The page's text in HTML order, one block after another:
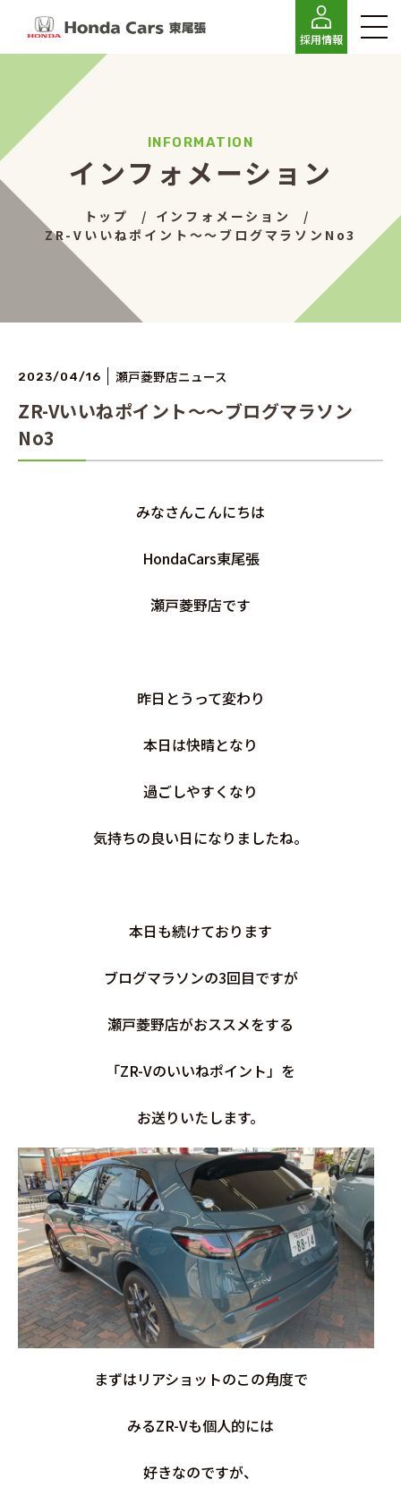
採用情報
インフォメーション
トップ
インフォメーション
ZR-Vいいねポイント～～ブログマラソンNo3
2023/04/16 瀬戸菱野店ニュース
ZR-Vいいねポイント～～ブログマラソン
No3
みなさんこんにちは
HondaCars東尾張
瀬戸菱野店です
昨日とうって変わり
本日は快晴となり
過ごしやすくなり
気持ちの良い日になりましたね。
本日も続けております
ブログマラソンの3回目ですが
瀬戸菱野店がおススメをする
「ZR-Vのいいねポイント」を
お送りいたします。
まずはリアショットのこの角度で
みるZR-Vも個人的には
好きなのですが、